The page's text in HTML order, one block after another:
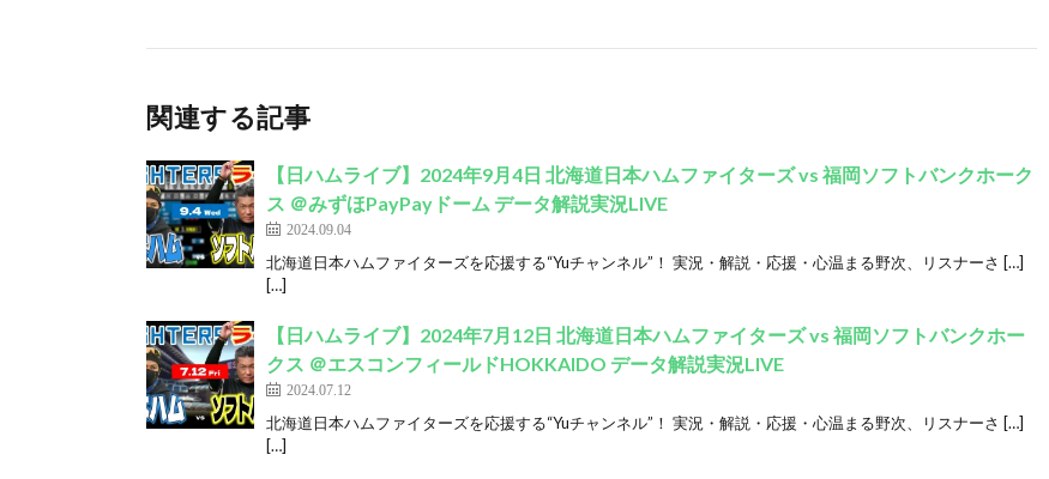
関連する記事
【日ハムライブ】2024年9月4日 北海道日本ハムファイターズ vs 福岡ソフトバンクホーク
ス ＠みずほPayPayドーム データ解説実況LIVE
2024.09.04
北海道日本ハムファイターズを応援する“Yuチャンネル”！ 実況・解説・応援・心温まる野次、リスナーさ […]
[…]
【日ハムライブ】2024年7月12日 北海道日本ハムファイターズ vs 福岡ソフトバンクホー
クス ＠エスコンフィールドHOKKAIDO データ解説実況LIVE
2024.07.12
北海道日本ハムファイターズを応援する“Yuチャンネル”！ 実況・解説・応援・心温まる野次、リスナーさ […]
[…]